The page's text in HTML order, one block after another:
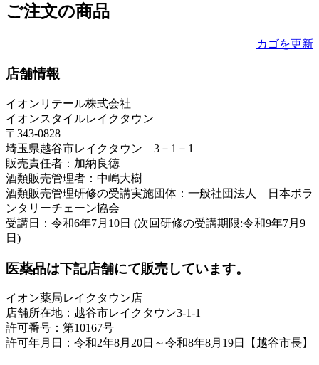
ご注文の商品
カゴを更新
店舗情報
イオンリテール株式会社
イオンスタイルレイクタウン
〒343-0828
埼玉県越谷市レイクタウン 3－1－1
販売責任者：加納良徳
酒類販売管理者：中嶋大樹
酒類販売管理研修の受講実施団体：一般社団法人 日本ボラ
ンタリーチェーン協会
受講日：令和6年7月10日 (次回研修の受講期限:令和9年7月9
日)
医薬品は下記店舗にて販売しています。
イオン薬局レイクタウン店
店舗所在地：越谷市レイクタウン3-1-1
許可番号：第10167号
許可年月日：令和2年8月20日～令和8年8月19日【越谷市長】